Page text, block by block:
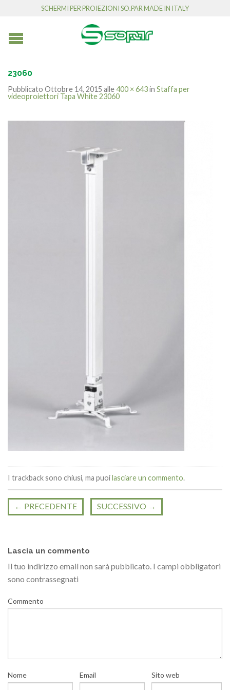
SCHERMI PER PROIEZIONI SO.PAR MADE IN ITALY
23060
Pubblicato Ottobre 14, 2015 alle400 × 643in Staffa per
videoproiettori Tapa White 23060
I trackback sono chiusi, ma puoilasciare un commento.
← PRECEDENTE SUCCESSIVO →
Lascia un commento
Il tuo indirizzo email non sarà pubblicato. I campi obbligatori
sono contrassegnati
Commento
Nome Email Sito web